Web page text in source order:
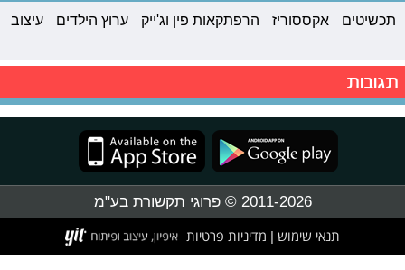
תכשיטים אקססוריז הרפתקאות פין וג'ייק ערוץ הילדים עיצוב
תגובות
2011-2026 © פרוגי תקשורת בע"מ
תנאי שימוש מדיניות פרטיות